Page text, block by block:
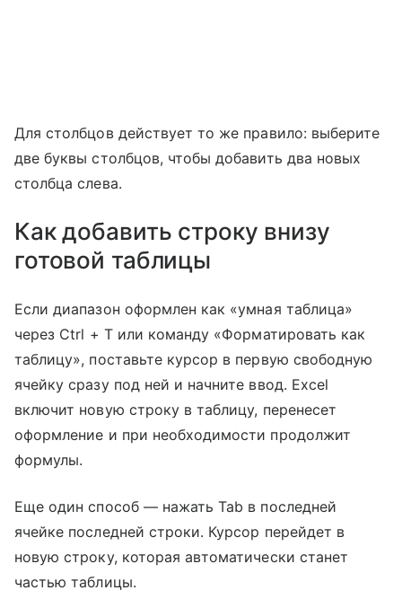
Для столбцов действует то же правило: выберите
две буквы столбцов, чтобы добавить два новых
столбца слева.
Как добавить строку внизу
готовой таблицы
Если диапазон оформлен как «умная таблица»
через Ctrl + T или команду «Форматировать как
таблицу», поставьте курсор в первую свободную
ячейку сразу под ней и начните ввод. Excel
включит новую строку в таблицу, перенесет
оформление и при необходимости продолжит
формулы.
Еще один способ — нажать Tab в последней
ячейке последней строки. Курсор перейдет в
новую строку, которая автоматически станет
частью таблицы.